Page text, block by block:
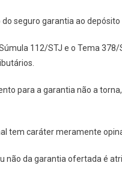
seguro garantia ao
112/STJ e o Tema
para a garantia não a
tem caráter meramente
não da garantia ofertada é